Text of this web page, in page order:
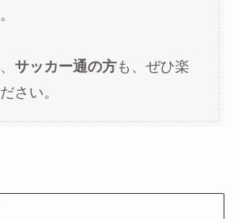
サッカー通の方も、ぜひ楽
さい。